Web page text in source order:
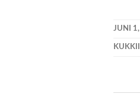
JUNI
KUKKII